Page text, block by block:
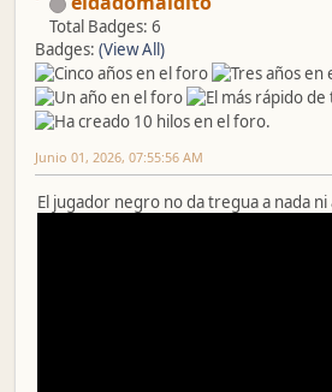
Total Badges: 6
Badges: (View All)
Junio 01, 2026, 07:55:56 AM
El jugador negro no da tregua a nada ni